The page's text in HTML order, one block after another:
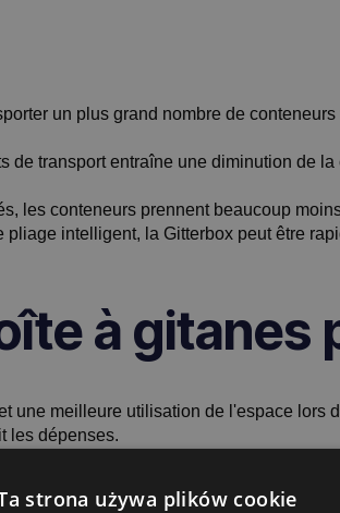
un plus grand nombre de
de transport entraîne une diminution de
les conteneurs prennent beaucoup
intelligent, la Gitterbox peut être
à gitanes
une meilleure utilisation de l'espace lors
les dépenses.
le développement durable et réduit
le travail avec les Gitterboxes pratique
strona używa plików cookie